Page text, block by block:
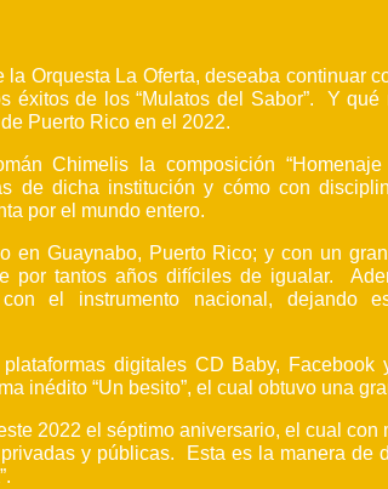
Orquesta La Oferta, deseaba continuar
éxitos de los “Mulatos del Sabor”. Y
Puerto Rico en el 2022.
Chimelis la composición “Homenaje
de dicha institución y cómo con
por el mundo entero.
en Guaynabo, Puerto Rico; y con un
por tantos años difíciles de igualar.
el instrumento nacional, dejando
digitales CD Baby,
inédito “Un besito”, el cual obtuvo una
2022 el séptimo aniversario, el cual
y públicas. Esta es la manera de